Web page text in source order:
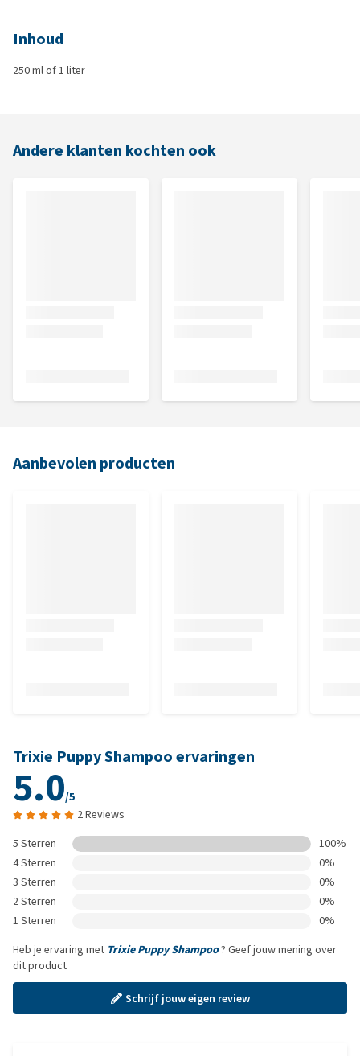
Inhoud
250 ml of 1 liter
Andere klanten kochten ook
Aanbevolen producten
Trixie Puppy Shampoo ervaringen
5.0/5
2 Reviews
5 Sterren
100%
4 Sterren
0%
3 Sterren
0%
2 Sterren
0%
1 Sterren
0%
Heb je ervaring met Trixie Puppy Shampoo? Geef jouw mening over
dit product
Schrijf jouw eigen review